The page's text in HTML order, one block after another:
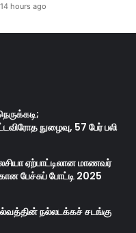
14 hours ago
நுழைவு, 57 பேர் பலி
ஏற்பாட்டிலான மாணவர்
பேச்சுப் போட்டி 2025
நல்லடக்கச் சடங்கு